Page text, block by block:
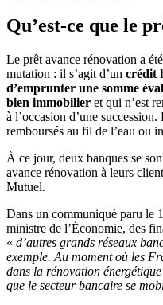
Qu’est-ce que le
Le prêt avance rénovation a
mutation : il s’agit d’un crédit
d’emprunter une somme
bien immobilier et qui n’est
à l’occasion d’une
remboursés au fil de l’eau ou
À ce jour, deux banques se
avance rénovation à leurs
Mutuel.
Dans un communiqué paru le 1
ministre de l’Économie, des
« d’autres grands réseaux
exemple. Au moment où les
dans la rénovation
que le secteur bancaire se